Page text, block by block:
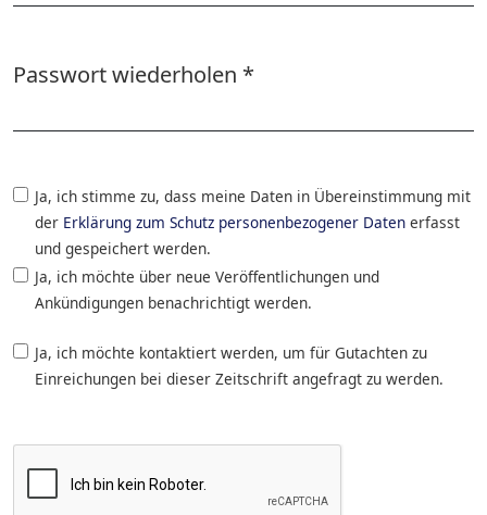
Passwort wiederholen *
Ja, ich stimme zu, dass meine Daten in Übereinstimmung mit
der Erklärung zum Schutz personenbezogener Daten erfasst
und gespeichert werden.
Ja, ich möchte über neue Veröffentlichungen und
Ankündigungen benachrichtigt werden.
Ja, ich möchte kontaktiert werden, um für Gutachten zu
Einreichungen bei dieser Zeitschrift angefragt zu werden.